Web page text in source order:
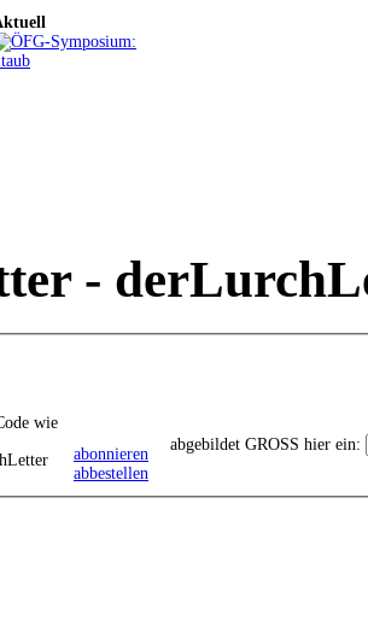
-
wie
abgebildet GROSS hier ein:
abonnieren
abbestellen